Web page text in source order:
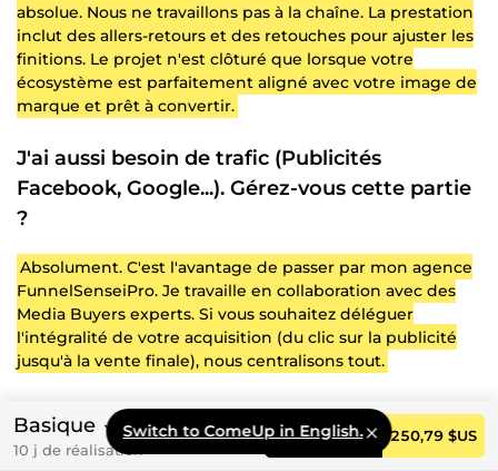
absolue. Nous ne travaillons pas à la chaîne. La prestation
inclut des allers-retours et des retouches pour ajuster les
finitions. Le projet n'est clôturé que lorsque votre
écosystème est parfaitement aligné avec votre image de
marque et prêt à convertir.
J'ai aussi besoin de trafic (Publicités
Facebook, Google...). Gérez-vous cette partie
?
Absolument. C'est l'avantage de passer par mon agence
FunnelSenseiPro. Je travaille en collaboration avec des
Media Buyers experts. Si vous souhaitez déléguer
l'intégralité de votre acquisition (du clic sur la publicité
jusqu'à la vente finale), nous centralisons tout.
Je ne sais pas quel pack choisir pour mon
projet. Comment faire ?
Basique
10 j de réalisation
Commander 250,79 $US
Switch to ComeUp in English.